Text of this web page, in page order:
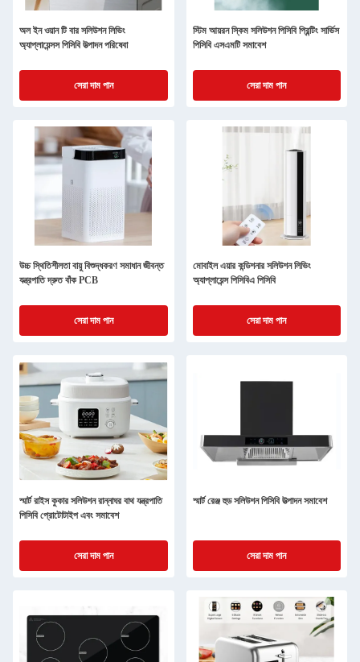
অল ইন ওয়ান টি বার সলিউশন লিভিং
অ্যাপ্লায়েন্সস পিসিবি উত্পাদন পরিষেবা
সেরা দাম পান
স্টিম আয়রন স্কিম সলিউশন পিসিবি প্রিন্টিং সার্ভিস
পিসিবি এসএমটি সমাবেশ
সেরা দাম পান
উচ্চ স্থিতিশীলতা বায়ু বিশুদ্ধকরণ সমাধান জীবন্ত
যন্ত্রপাতি দ্রুত বাঁক PCB
সেরা দাম পান
মোবাইল এয়ার কন্ডিশনার সলিউশন লিভিং
অ্যাপ্লায়েন্স পিসিবিএ পিসিবি
সেরা দাম পান
স্মার্ট রাইস কুকার সলিউশন রান্নাঘর বাথ যন্ত্রপাতি
পিসিবি প্রোটোটাইপ এবং সমাবেশ
সেরা দাম পান
স্মার্ট রেঞ্জ হুড সলিউশন পিসিবি উত্পাদন সমাবেশ
সেরা দাম পান